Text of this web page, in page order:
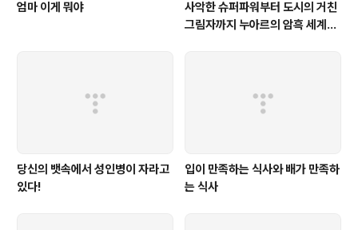
엄마 이게 뭐야
사악한 슈퍼파워부터 도시의 거친
그림자까지 누아르의 암흑 세계를
당신의 뱃속에서 성인병이 자라고
있다!
입이 만족하는 식사와 배가 만족하
는 식사